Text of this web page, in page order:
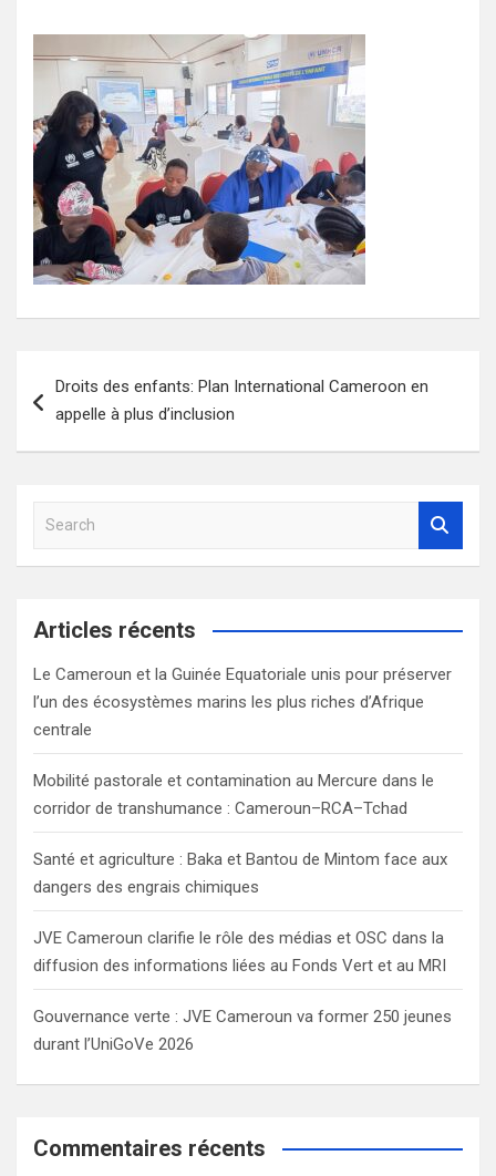
de
Droits des enfants: Plan International Cameroon en
appelle à plus d’inclusion
a
c
Articles récents
Le Cameroun et la Guinée Equatoriale unis pour préserver
l’un des écosystèmes marins les plus riches d’Afrique
centrale
Mobilité pastorale et contamination au Mercure dans le
corridor de transhumance : Cameroun–RCA–Tchad
Santé et agriculture : Baka et Bantou de Mintom face aux
dangers des engrais chimiques
JVE Cameroun clarifie le rôle des médias et OSC dans la
diffusion des informations liées au Fonds Vert et au MRI
Gouvernance verte : JVE Cameroun va former 250 jeunes
durant l’UniGoVe 2026
Commentaires récents